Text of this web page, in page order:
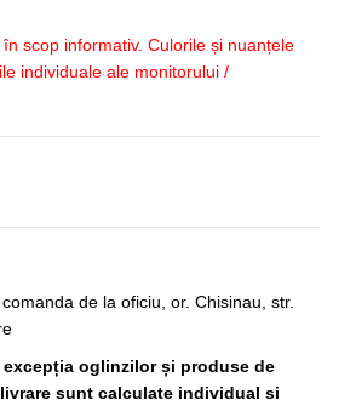
scop informativ. Culorile și nuanțele
individuale ale monitorului /
de la oficiu, or. Chisinau, str.
oglinzilor și produse de
sunt calculate individual și